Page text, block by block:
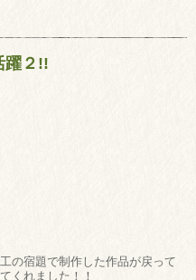
躍２!!
の宿題で制作した作品が戻って
くれました！！